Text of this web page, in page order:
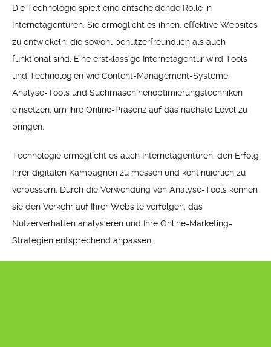
Die Technologie spielt eine entscheidende Rolle in
Internetagenturen. Sie ermöglicht es ihnen, effektive Websites
zu entwickeln, die sowohl benutzerfreundlich als auch
funktional sind. Eine erstklassige Internetagentur wird Tools
und Technologien wie Content-Management-Systeme,
Analyse-Tools und Suchmaschinenoptimierungstechniken
einsetzen, um Ihre Online-Präsenz auf das nächste Level zu
bringen.
Technologie ermöglicht es auch Internetagenturen, den Erfolg
Ihrer digitalen Kampagnen zu messen und kontinuierlich zu
verbessern. Durch die Verwendung von Analyse-Tools können
sie den Verkehr auf Ihrer Website verfolgen, das
Nutzerverhalten analysieren und Ihre Online-Marketing-
Strategien entsprechend anpassen.